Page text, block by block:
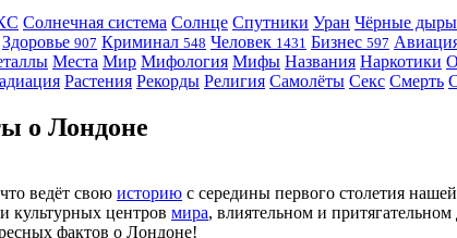
Солнечная система Солнце Спутники Уран Чёрные дыры
Здоровье 907 Криминал 548 Человек 1431 Бизнес 597
Места Мир Мифология Мифы Названия Наркотики
Растения Рекорды Религия Самолёты Секс Смерть
о Лондоне
ведёт свою историю с середины первого столетия
культурных центров мира, влиятельном и
фактов о Лондоне!